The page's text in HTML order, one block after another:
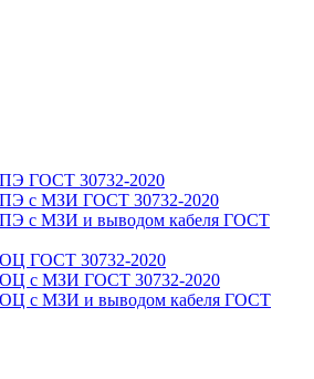
ГОСТ 30732-2020
с МЗИ ГОСТ 30732-2020
с МЗИ и выводом кабеля ГОСТ
ГОСТ 30732-2020
с МЗИ ГОСТ 30732-2020
с МЗИ и выводом кабеля ГОСТ